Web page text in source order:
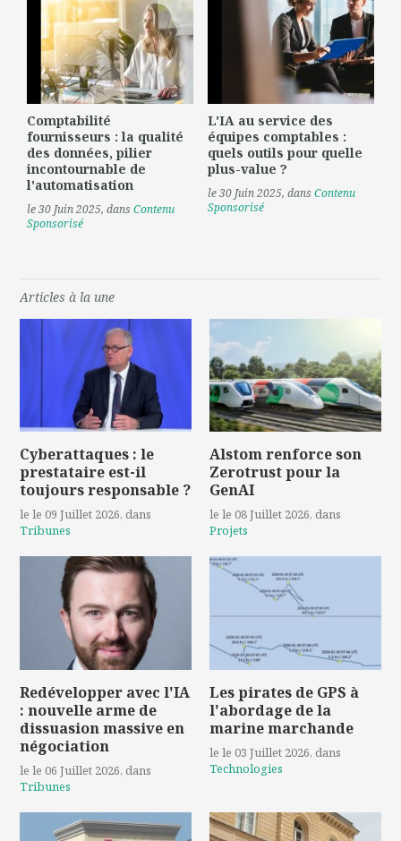
Comptabilité
fournisseurs : la qualité
des données, pilier
incontournable de
l'automatisation
le 30 Juin 2025, dansContenu
Sponsorisé
L'IA au service des
équipes comptables :
quels outils pour quelle
plus-value ?
le 30 Juin 2025, dansContenu
Sponsorisé
Articles à la une
Cyberattaques : le
prestataire est-il
toujours responsable ?
le le 09 Juillet 2026, dans
Tribunes
Alstom renforce son
Zerotrust pour la
GenAI
le le 08 Juillet 2026, dans
Projets
Redévelopper avec l'IA
: nouvelle arme de
dissuasion massive en
négociation
le le 06 Juillet 2026, dans
Tribunes
Les pirates de GPS à
l'abordage de la
marine marchande
le le 03 Juillet 2026, dans
Technologies